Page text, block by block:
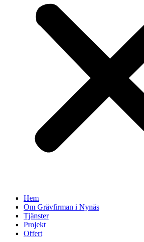
Hem
Om Grävfirman i Nynäs
Tjänster
Projekt
Offert